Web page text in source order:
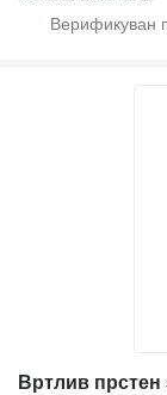
Вртлив прстен